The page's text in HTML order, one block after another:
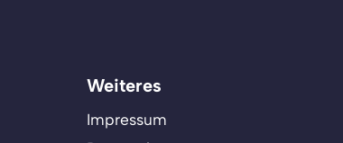
Weiteres
Impressum